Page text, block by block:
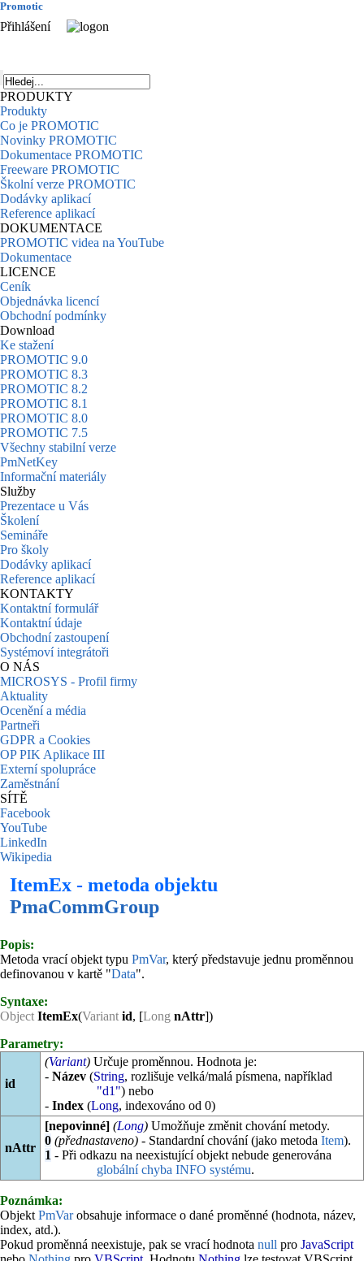
Promotic
Přihlášení
PRODUKTY
Produkty
Co je PROMOTIC
Novinky PROMOTIC
Dokumentace PROMOTIC
Freeware PROMOTIC
Školní verze PROMOTIC
Dodávky aplikací
Reference aplikací
DOKUMENTACE
PROMOTIC videa na YouTube
Dokumentace
LICENCE
Ceník
Objednávka licencí
Obchodní podmínky
Download
Ke stažení
PROMOTIC 9.0
PROMOTIC 8.3
PROMOTIC 8.2
PROMOTIC 8.1
PROMOTIC 8.0
PROMOTIC 7.5
Všechny stabilní verze
PmNetKey
Informační materiály
Služby
Prezentace u Vás
Školení
Semináře
Pro školy
Dodávky aplikací
Reference aplikací
KONTAKTY
Kontaktní formulář
Kontaktní údaje
Obchodní zastoupení
Systémoví integrátoři
O NÁS
MICROSYS - Profil firmy
Aktuality
Ocenění a média
Partneři
GDPR a Cookies
OP PIK Aplikace III
Externí spolupráce
Zaměstnání
SÍTĚ
Facebook
YouTube
LinkedIn
Wikipedia
ItemEx - metoda objektu
PmaCommGroup
Popis:
Metoda vrací objekt typu PmVar, který představuje jednu proměnnou
definovanou v kartě "Data".
Syntaxe:
Object ItemEx(Variant id, [Long nAttr])
Parametry:
id
(Variant)Určuje proměnnou. Hodnota je:
- Název(String, rozlišuje velká/malá písmena, například
"d1") nebo
- Index(Long, indexováno od 0)
nAttr
[nepovinné] (Long)Umožňuje změnit chování metody.
0 (přednastaveno)- Standardní chování (jako metoda Item).
1 - Při odkazu na neexistující objekt nebude generována
globální chyba INFO systému.
Poznámka:
Objekt PmVarobsahuje informace o dané proměnné (hodnota, název,
index, atd.).
Pokud proměnná neexistuje, pak se vrací hodnota null pro JavaScript